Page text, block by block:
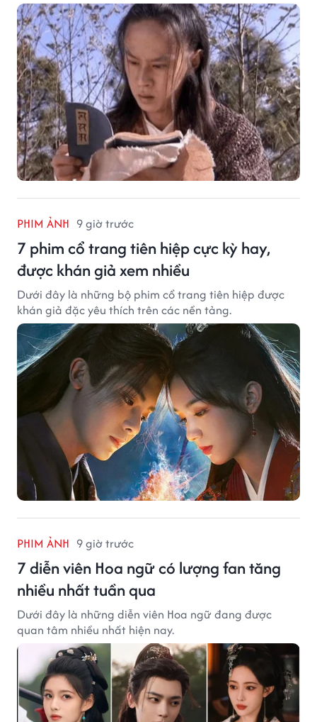
PHIM ẢNH 9 giờ trước
7 phim cổ trang tiên hiệp cực kỳ hay,
được khán giả xem nhiều
Dưới đây là những bộ phim cổ trang tiên hiệp được
khán giả đặc yêu thích trên các nền tảng.
PHIM ẢNH 9 giờ trước
7 diễn viên Hoa ngữ có lượng fan tăng
nhiều nhất tuần qua
Dưới đây là những diễn viên Hoa ngữ đang được
quan tâm nhiều nhất hiện nay.